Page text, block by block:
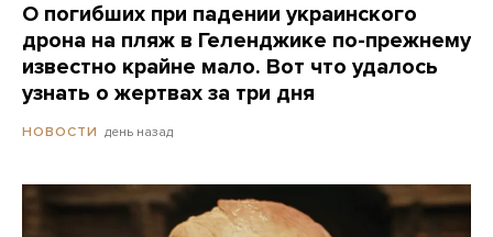
О погибших при падении украинского
дрона на пляж в Геленджике по-прежнему
известно крайне мало. Вот что удалось
узнать о жертвах за три дня
НОВОСТИ день назад